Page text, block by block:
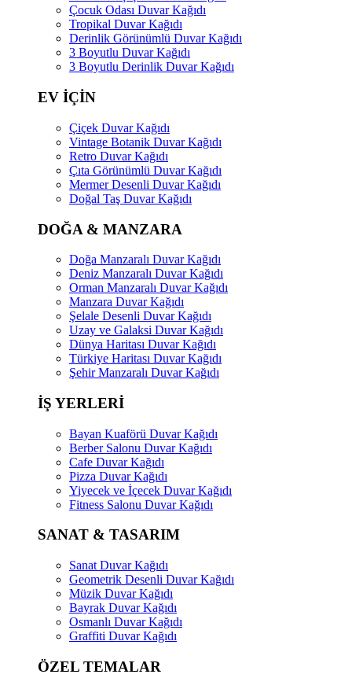
Çocuk Odası Duvar Kağıdı
Tropikal Duvar Kağıdı
Derinlik Görünümlü Duvar Kağıdı
3 Boyutlu Duvar Kağıdı
3 Boyutlu Derinlik Duvar Kağıdı
EV İÇİN
Çiçek Duvar Kağıdı
Vintage Botanik Duvar Kağıdı
Retro Duvar Kağıdı
Çıta Görünümlü Duvar Kağıdı
Mermer Desenli Duvar Kağıdı
Doğal Taş Duvar Kağıdı
DOĞA & MANZARA
Doğa Manzaralı Duvar Kağıdı
Deniz Manzaralı Duvar Kağıdı
Orman Manzaralı Duvar Kağıdı
Manzara Duvar Kağıdı
Şelale Desenli Duvar Kağıdı
Uzay ve Galaksi Duvar Kağıdı
Dünya Haritası Duvar Kağıdı
Türkiye Haritası Duvar Kağıdı
Şehir Manzaralı Duvar Kağıdı
İŞ YERLERİ
Bayan Kuaförü Duvar Kağıdı
Berber Salonu Duvar Kağıdı
Cafe Duvar Kağıdı
Pizza Duvar Kağıdı
Yiyecek ve İçecek Duvar Kağıdı
Fitness Salonu Duvar Kağıdı
SANAT & TASARIM
Sanat Duvar Kağıdı
Geometrik Desenli Duvar Kağıdı
Müzik Duvar Kağıdı
Bayrak Duvar Kağıdı
Osmanlı Duvar Kağıdı
Graffiti Duvar Kağıdı
ÖZEL TEMALAR